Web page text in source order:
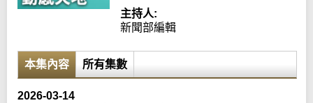
主持人:
新聞部編輯
本集內容 所有集數
2026-03-14